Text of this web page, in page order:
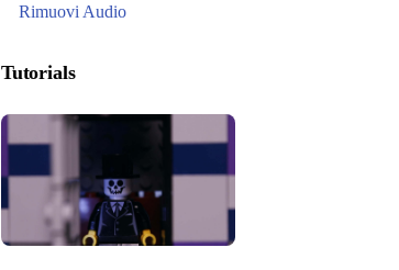
Rimuovi Audio
Tutorials